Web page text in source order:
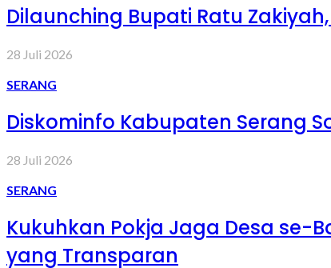
Dilaunching Bupati Ratu
28 Juli 2026
SERANG
Diskominfo Kabupaten Serang
28 Juli 2026
SERANG
Kukuhkan Pokja Jaga Desa se-
yang Transparan